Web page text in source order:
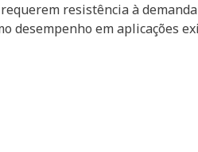
resistência à
desempenho em aplicações